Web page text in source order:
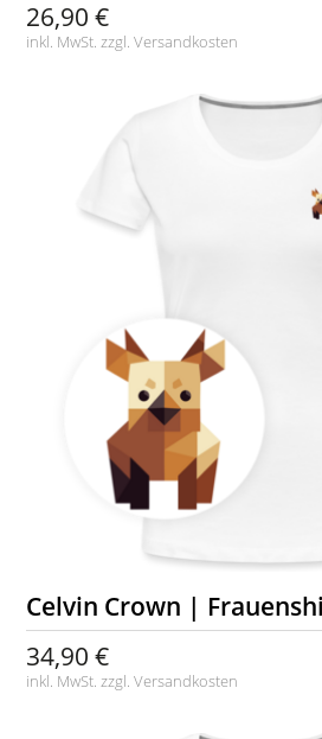
26,90 €
inkl. MwSt. zzgl.Versandkosten
Celvin Crown |
34,90 €
inkl. MwSt. zzgl.Versandkosten